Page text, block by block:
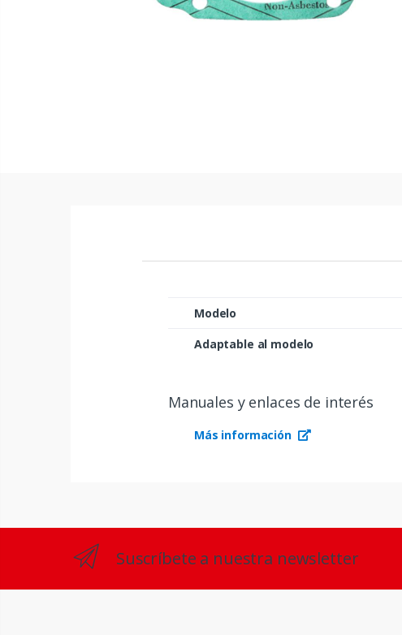
Modelo
Adaptable al modelo
Manuales y enlaces de interés
Más información
Suscríbete a nuestra newsletter